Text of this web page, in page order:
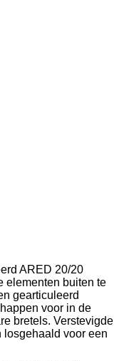
ARED 20/20
elementen buiten te
gearticuleerd
voor in de
bretels. Verstevigde
losgehaald voor een